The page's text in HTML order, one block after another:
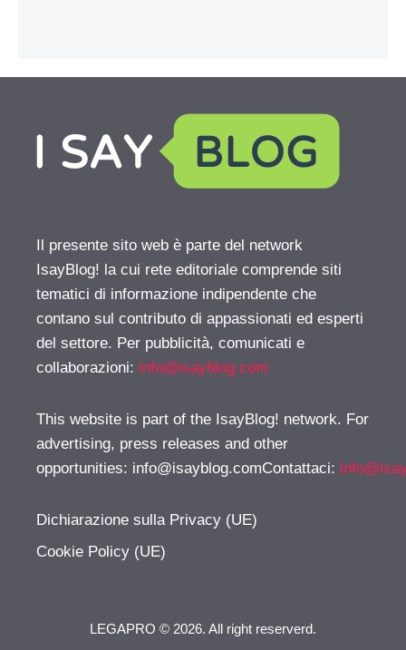
Il presente sito web è parte del network
IsayBlog! la cui rete editoriale comprende siti
tematici di informazione indipendente che
contano sul contributo di appassionati ed esperti
del settore. Per pubblicità, comunicati e
collaborazioni: info@isayblog.com
This website is part of the IsayBlog! network. For
advertising, press releases and other
opportunities: info@isayblog.comContattaci:
Dichiarazione sulla Privacy (UE)
Cookie Policy (UE)
LEGAPRO © 2026. All right reserverd.